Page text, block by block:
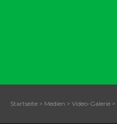
Startseite > Medien > Video-Galerie >